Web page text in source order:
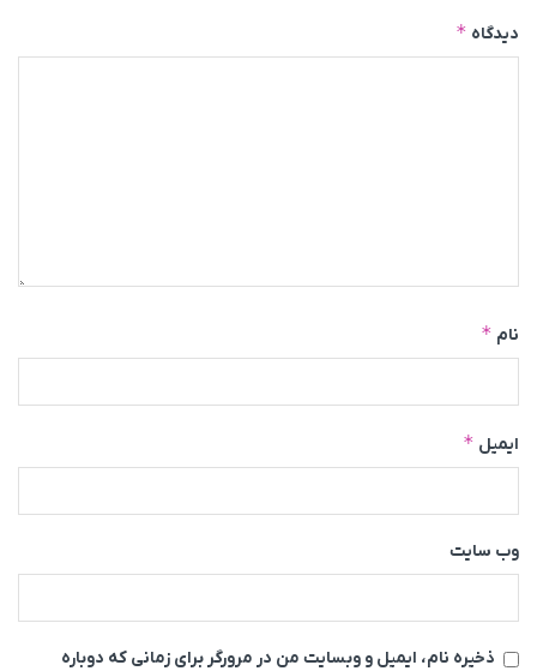
دیدگاه *
نام *
ایمیل *
وب‌ سایت
ذخیره نام، ایمیل و وبسایت من در مرورگر برای زمانی که دوباره